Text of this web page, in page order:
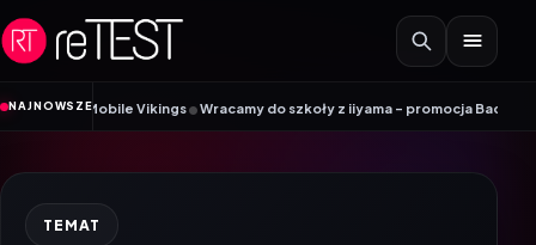
Przejdź do treści
NAJNOWSZE
Mobile Vikings•Wracamy do szkoły z iiyama – promocja Back to
TEMAT